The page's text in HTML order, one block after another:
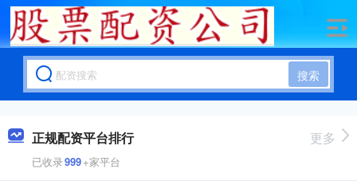
搜索
正规配资平台排行
已收录999+家平台
更多